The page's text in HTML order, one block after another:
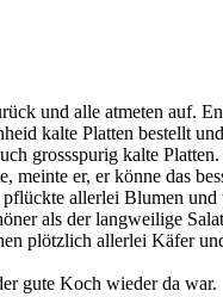
und alle atmeten auf.
kalte Platten bestellt
grossspurig kalte
meinte er, er könne das
allerlei Blumen und
als der langweilige
plötzlich allerlei Käfer
gute Koch wieder da war.